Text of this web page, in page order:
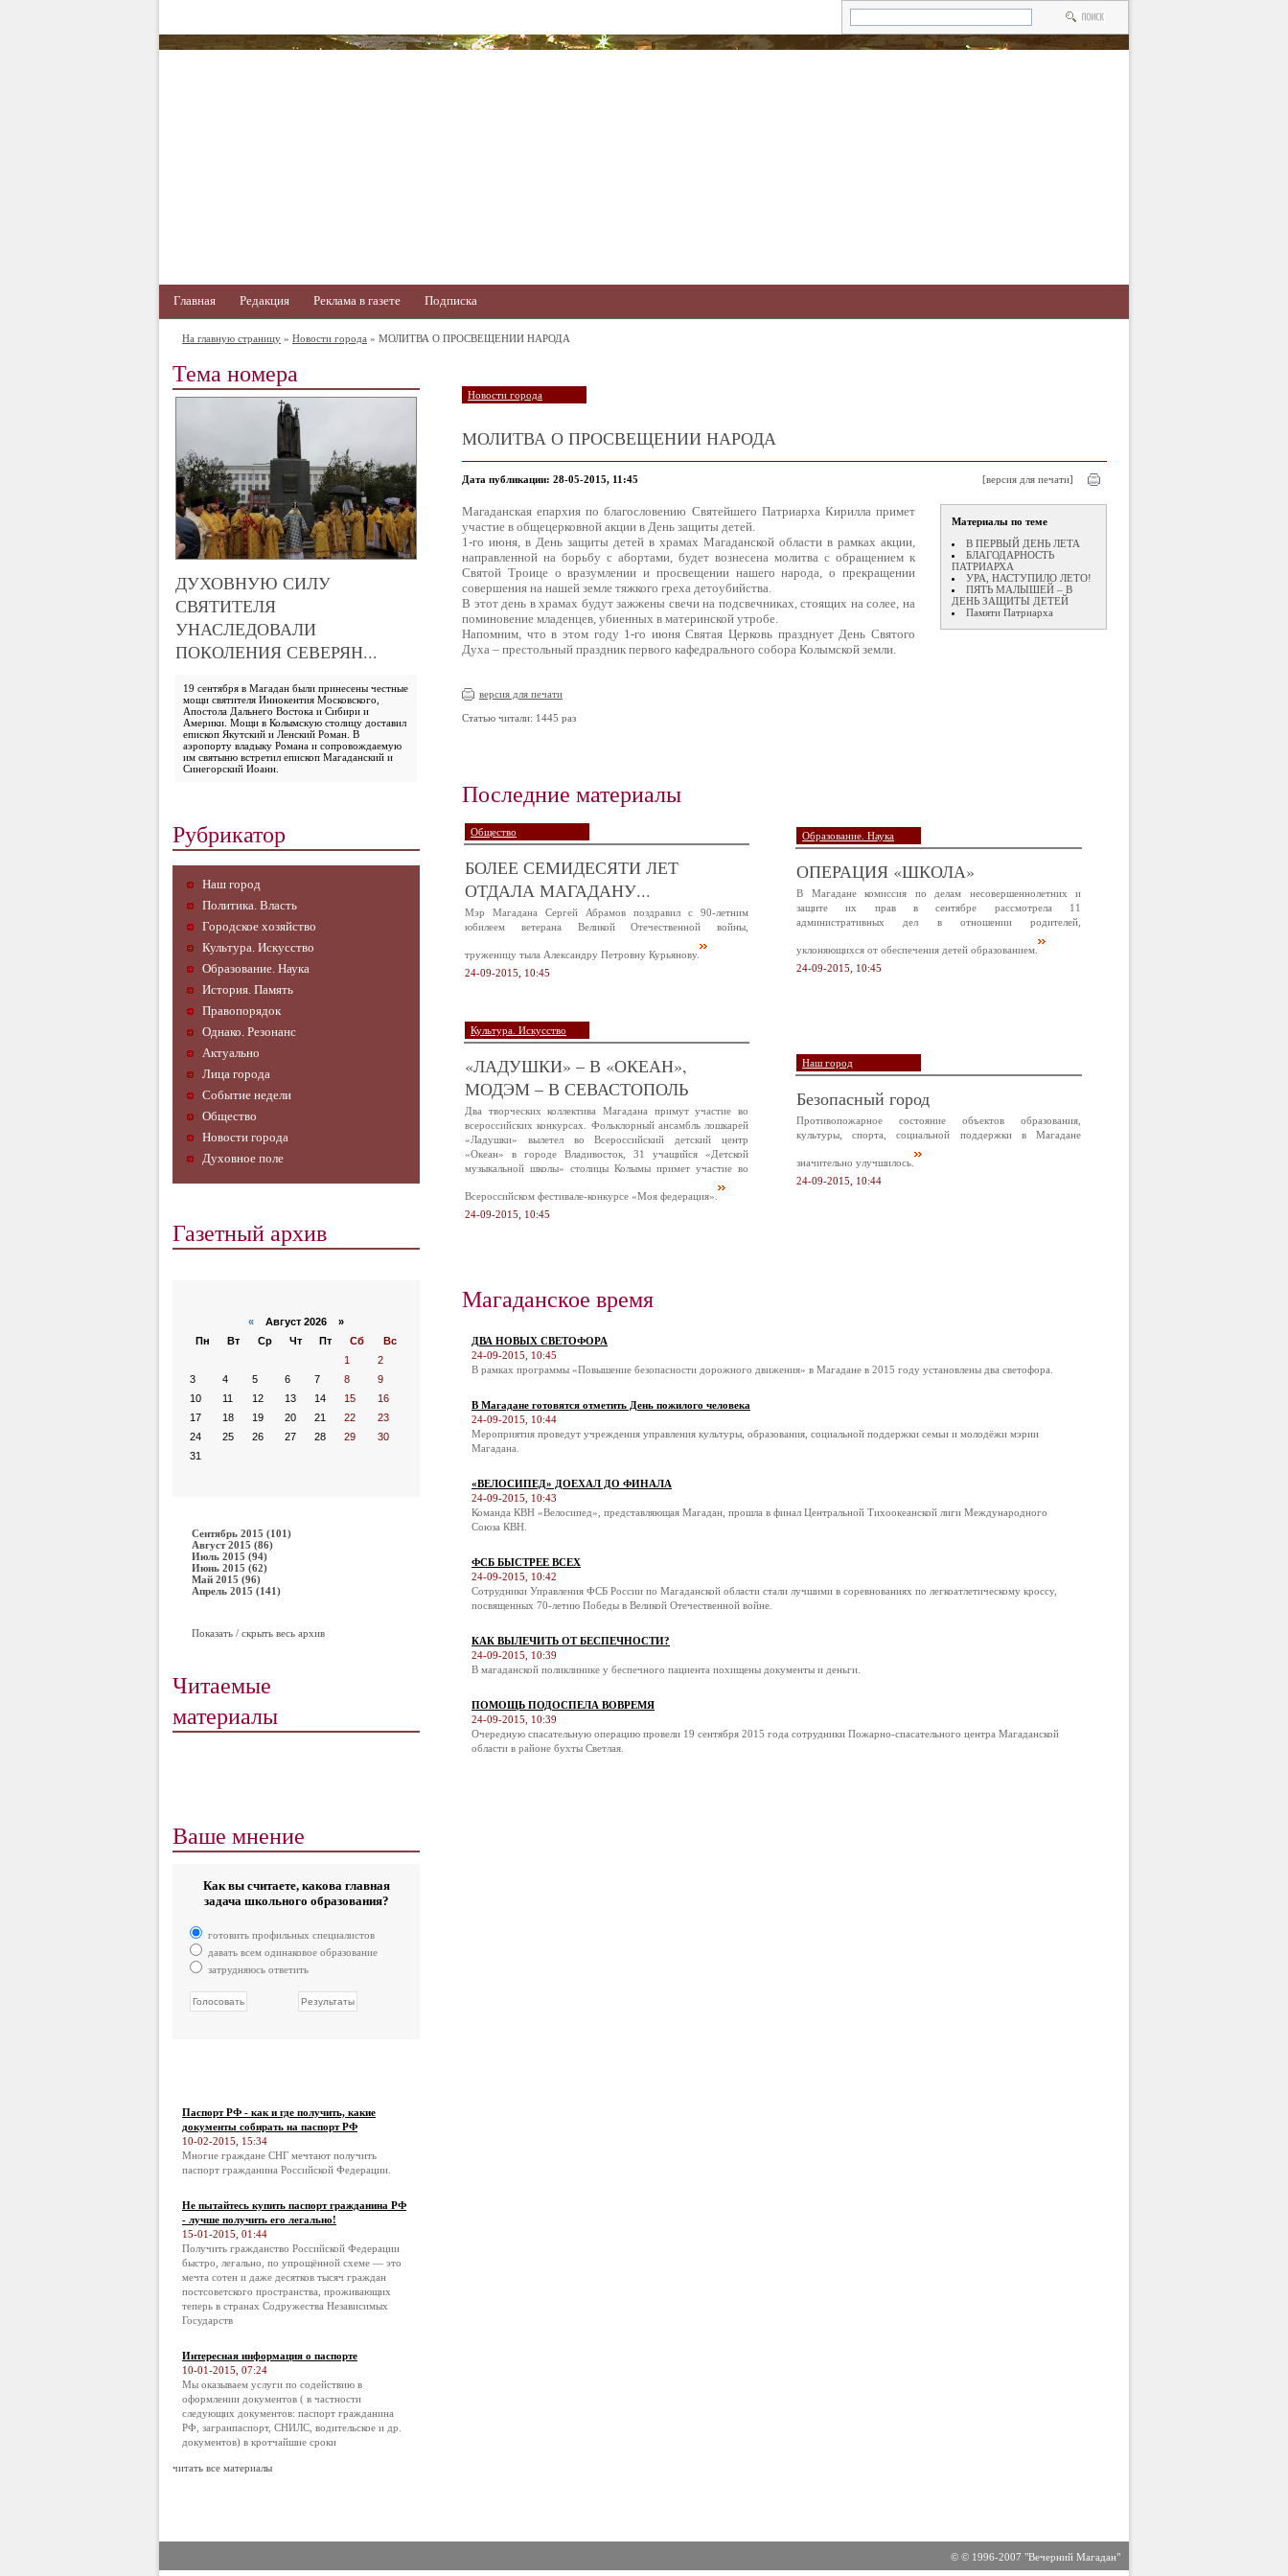
Главная Редакция Реклама в газете Подписка
На главную страницу » Новости города » МОЛИТВА О ПРОСВЕЩЕНИИ НАРОДА
Тема номера
ДУХОВНУЮ СИЛУ
СВЯТИТЕЛЯ
УНАСЛЕДОВАЛИ
ПОКОЛЕНИЯ СЕВЕРЯН...
19 сентября в Магадан были принесены честные
мощи святителя Иннокентия Московского,
Апостола Дальнего Востока и Сибири и
Америки. Мощи в Колымскую столицу доставил
епископ Якутский и Ленский Роман. В
аэропорту владыку Романа и сопровождаемую
им святыню встретил епископ Магаданский и
Синегорский Иоанн.
Рубрикатор
Наш город
Политика. Власть
Городское хозяйство
Культура. Искусство
Образование. Наука
История. Память
Правопорядок
Однако. Резонанс
Актуально
Лица города
Событие недели
Общество
Новости города
Духовное поле
Газетный архив
« Август 2026 »
Пн
Вт Ср Чт Пт Сб
Вс
1
2
3
4 5 6 7 8
9
10
11 12 13 14 15
16
17
18 19 20 21 22
23
24
25 26 27 28 29
30
31
Сентябрь 2015 (101)
Август 2015 (86)
Июль 2015 (94)
Июнь 2015 (62)
Май 2015 (96)
Апрель 2015 (141)
Показать / скрыть весь архив
Читаемые
материалы
Ваше мнение
Как вы считаете, какова главная
задача школьного образования?
готовить профильных специалистов
давать всем одинаковое образование
затрудняюсь ответить
Паспорт РФ - как и где получить, какие
документы собирать на паспорт РФ
10-02-2015, 15:34
Многие граждане СНГ мечтают получить
паспорт гражданина Российской Федерации.
Не пытайтесь купить паспорт гражданина РФ
- лучше получить его легально!
15-01-2015, 01:44
Получить гражданство Российской Федерации
быстро, легально, по упрощённой схеме — это
мечта сотен и даже десятков тысяч граждан
постсоветского пространства, проживающих
теперь в странах Содружества Независимых
Государств
Интересная информация о паспорте
10-01-2015, 07:24
Мы оказываем услуги по содействию в
оформлении документов ( в частности
следующих документов: паспорт гражданина
РФ, загранпаспорт, СНИЛС, водительское и др.
документов) в кротчайшие сроки
читать все материалы
Новости города
МОЛИТВА О ПРОСВЕЩЕНИИ НАРОДА
Дата публикации: 28-05-2015, 11:45 [версия для печати]
Материалы по теме
В ПЕРВЫЙ ДЕНЬ ЛЕТА
БЛАГОДАРНОСТЬ
ПАТРИАРХА
УРА, НАСТУПИЛО ЛЕТО!
ПЯТЬ МАЛЫШЕЙ – В
ДЕНЬ ЗАЩИТЫ ДЕТЕЙ
Памяти Патриарха
Магаданская епархия по благословению Святейшего Патриарха Кирилла примет
участие в общецерковной акции в День защиты детей.
1-го июня, в День защиты детей в храмах Магаданской области в рамках акции,
направленной на борьбу с абортами, будет вознесена молитва с обращением к
Святой Троице о вразумлении и просвещении нашего народа, о прекращении
совершения на нашей земле тяжкого греха детоубийства.
В этот день в храмах будут зажжены свечи на подсвечниках, стоящих на солее, на
поминовение младенцев, убиенных в материнской утробе.
Напомним, что в этом году 1-го июня Святая Церковь празднует День Святого
Духа – престольный праздник первого кафедрального собора Колымской земли.
версия для печати
Статью читали: 1445 раз
Последние материалы
Общество
БОЛЕЕ СЕМИДЕСЯТИ ЛЕТ
ОТДАЛА МАГАДАНУ...
Мэр Магадана Сергей Абрамов поздравил с 90-летним
юбилеем ветерана Великой Отечественной войны,
труженицу тыла Александру Петровну Курьянову.
24-09-2015, 10:45
Образование. Наука
ОПЕРАЦИЯ «ШКОЛА»
В Магадане комиссия по делам несовершеннолетних и
защите их прав в сентябре рассмотрела 11
административных дел в отношении родителей,
уклоняющихся от обеспечения детей образованием.
24-09-2015, 10:45
Культура. Искусство
«ЛАДУШКИ» – В «ОКЕАН»,
МОДЭМ – В СЕВАСТОПОЛЬ
Два творческих коллектива Магадана примут участие во
всероссийских конкурсах. Фольклорный ансамбль лошкарей
«Ладушки» вылетел во Всероссийский детский центр
«Океан» в городе Владивосток, 31 учащийся «Детской
музыкальной школы» столицы Колымы примет участие во
Всероссийском фестивале-конкурсе «Моя федерация».
24-09-2015, 10:45
Наш город
Безопасный город
Противопожарное состояние объектов образования,
культуры, спорта, социальной поддержки в Магадане
значительно улучшилось.
24-09-2015, 10:44
Магаданское время
ДВА НОВЫХ СВЕТОФОРА
24-09-2015, 10:45
В рамках программы «Повышение безопасности дорожного движения» в Магадане в 2015 году установлены два светофора.
В Магадане готовятся отметить День пожилого человека
24-09-2015, 10:44
Мероприятия проведут учреждения управления культуры, образования, социальной поддержки семьи и молодёжи мэрии
Магадана.
«ВЕЛОСИПЕД» ДОЕХАЛ ДО ФИНАЛА
24-09-2015, 10:43
Команда КВН «Велосипед», представляющая Магадан, прошла в финал Центральной Тихоокеанской лиги Международного
Союза КВН.
ФСБ БЫСТРЕЕ ВСЕХ
24-09-2015, 10:42
Сотрудники Управления ФСБ России по Магаданской области стали лучшими в соревнованиях по легкоатлетическому кроссу,
посвященных 70-летию Победы в Великой Отечественной войне.
КАК ВЫЛЕЧИТЬ ОТ БЕСПЕЧНОСТИ?
24-09-2015, 10:39
В магаданской поликлинике у беспечного пациента похищены документы и деньги.
ПОМОЩЬ ПОДОСПЕЛА ВОВРЕМЯ
24-09-2015, 10:39
Очередную спасательную операцию провели 19 сентября 2015 года сотрудники Пожарно-спасательного центра Магаданской
области в районе бухты Светлая.
© © 1996-2007 "Вечерний Магадан"